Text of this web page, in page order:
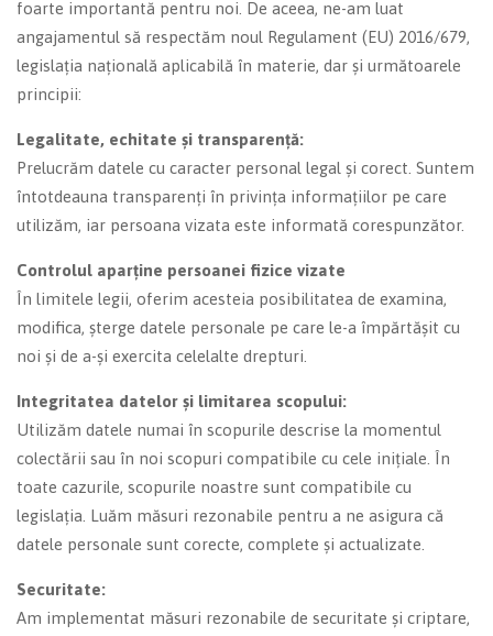
foarte importantă pentru noi. De aceea, ne-am luat
angajamentul să respectăm noul Regulament (EU) 2016/679,
legislația națională aplicabilă în materie, dar și următoarele
principii:
Legalitate, echitate și transparență:
Prelucrăm datele cu caracter personal legal și corect. Suntem
întotdeauna transparenți în privința informațiilor pe care
utilizăm, iar persoana vizata este informată corespunzător.
Controlul aparține persoanei fizice vizate
În limitele legii, oferim acesteia posibilitatea de examina,
modifica, șterge datele personale pe care le-a împărtășit cu
noi și de a-și exercita celelalte drepturi.
Integritatea datelor și limitarea scopului:
Utilizăm datele numai în scopurile descrise la momentul
colectării sau în noi scopuri compatibile cu cele inițiale. În
toate cazurile, scopurile noastre sunt compatibile cu
legislația. Luăm măsuri rezonabile pentru a ne asigura că
datele personale sunt corecte, complete și actualizate.
Securitate:
Am implementat măsuri rezonabile de securitate și criptare,